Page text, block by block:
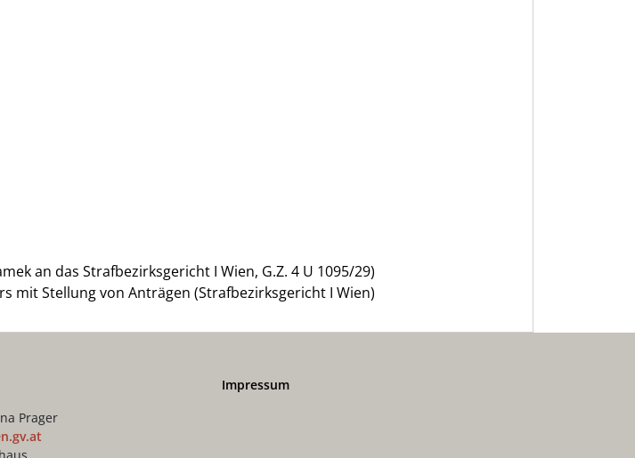
an das Strafbezirksgericht I Wien, G.Z. 4 U 1095/29)
mit Stellung von Anträgen (Strafbezirksgericht I Wien)
Prager
Impressum